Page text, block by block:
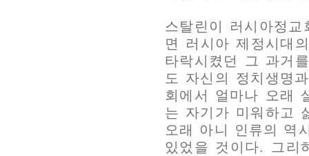
스탈린이 러시아정
면 러시아 제정시대
타락시켰던 그 과거
도 자신의 정치생명
회에서 얼마나 오래
는 자기가 미워하고
오래 아니 인류의 역
있었을 것이다. 그리